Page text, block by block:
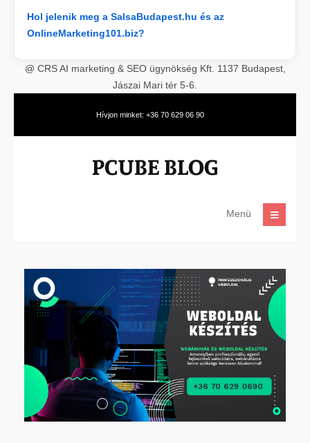
Hol jelenik meg a SalsaBudapest.hu és az
OnlineMarketing101.biz?
@ CRS AI marketing & SEO ügynökség Kft. 1137 Budapest,
Jászai Mari tér 5-6.
Hívjon minket: +36 70 629 06 90
Menü